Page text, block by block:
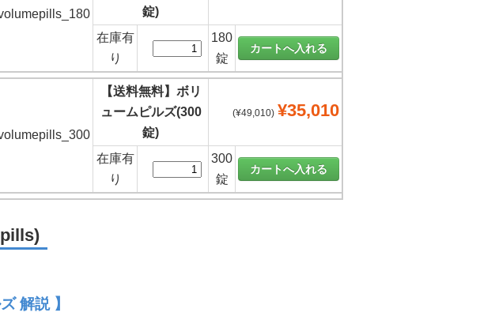
錠)
在庫有
り
180
錠
【送料無料】ボリ
ュームピルズ(300
錠)
(¥49,010) ¥35,010
在庫有
り
300
錠
解説 】